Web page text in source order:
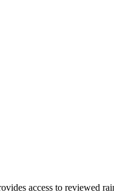
access to reviewed